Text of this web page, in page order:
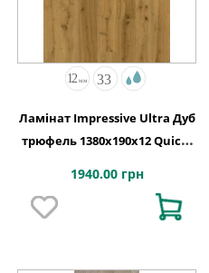
Ламінат Impressive Ultra Дуб
трюфель 1380х190x12 Quick-
1940.00 грн